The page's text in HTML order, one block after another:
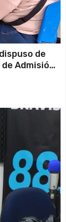
de
Admisión